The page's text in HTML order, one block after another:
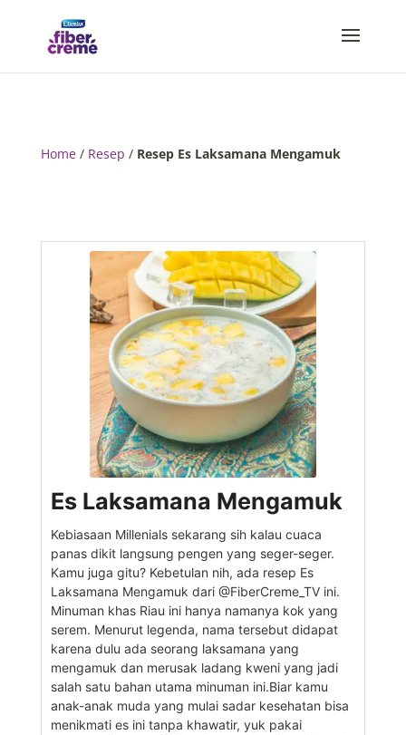
Home/ Resep / Resep Es Laksamana Mengamuk
Es Laksamana Mengamuk
Kebiasaan Millenials sekarang sih kalau cuaca
panas dikit langsung pengen yang seger-seger.
Kamu juga gitu? Kebetulan nih, ada resep Es
Laksamana Mengamuk dari @FiberCreme_TV ini.
Minuman khas Riau ini hanya namanya kok yang
serem. Menurut legenda, nama tersebut didapat
karena dulu ada seorang laksamana yang
mengamuk dan merusak ladang kweni yang jadi
salah satu bahan utama minuman ini.Biar kamu
anak-anak muda yang mulai sadar kesehatan bisa
menikmati es ini tanpa khawatir, yuk pakai